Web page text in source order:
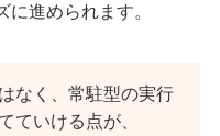
進められます。
なく、常駐型の実行
ていける点が、